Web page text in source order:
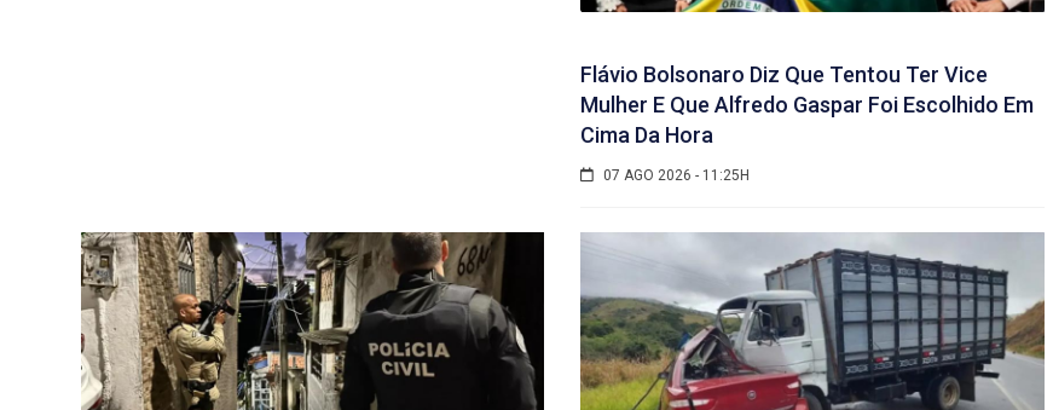
Flávio Bolsonaro Diz Que Tentou Ter Vice
Mulher E Que Alfredo Gaspar Foi Escolhido Em
Cima Da Hora
07 AGO 2026 - 11:25H